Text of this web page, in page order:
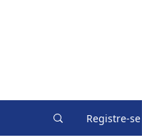
Registre-se